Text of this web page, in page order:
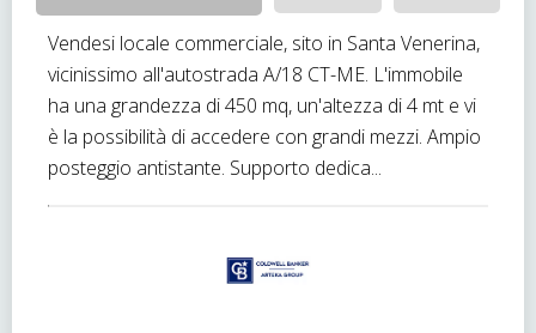
Vendesi locale commerciale, sito in Santa Venerina,
vicinissimo all'autostrada A/18 CT-ME. L'immobile
ha una grandezza di 450 mq, un'altezza di 4 mt e vi
è la possibilità di accedere con grandi mezzi. Ampio
posteggio antistante. Supporto dedica...